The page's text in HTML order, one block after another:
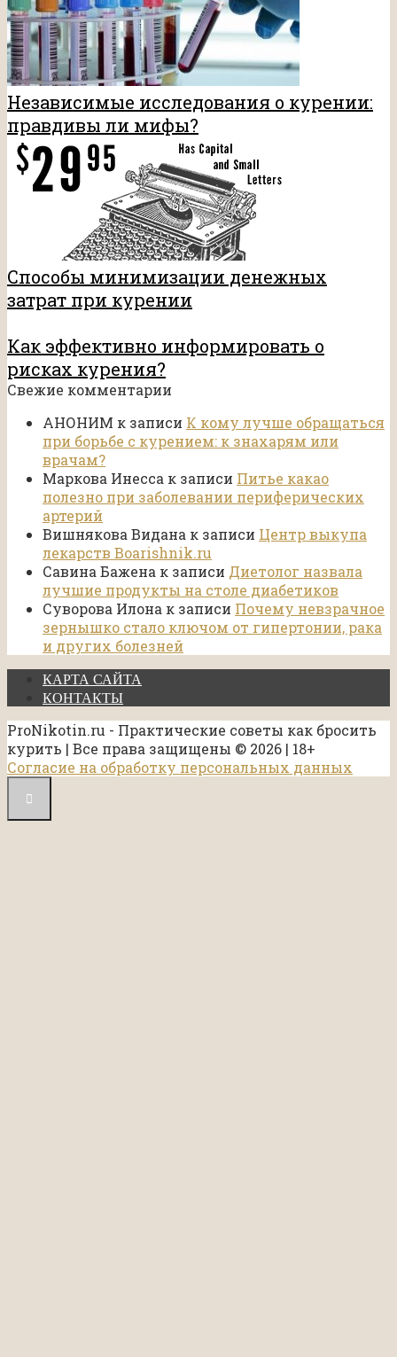
Независимые исследования о курении:
правдивы ли мифы?
Способы минимизации денежных
затрат при курении
Как эффективно информировать о
рисках курения?
Свежие комментарии
АНОНИМ к записи К кому лучше обращаться
при борьбе с курением: к знахарям или
врачам?
Маркова Инесса к записи Питье какао
полезно при заболевании периферических
артерий
Вишнякова Видана к записи Центр выкупа
лекарств Boarishnik.ru
Савина Бажена к записи Диетолог назвала
лучшие продукты на столе диабетиков
Суворова Илона к записи Почему невзрачное
зернышко стало ключом от гипертонии, рака
и других болезней
КАРТА САЙТА
КОНТАКТЫ
ProNikotin.ru - Практические советы как бросить
курить | Все права защищены © 2026 | 18+
Согласие на обработку персональных данных